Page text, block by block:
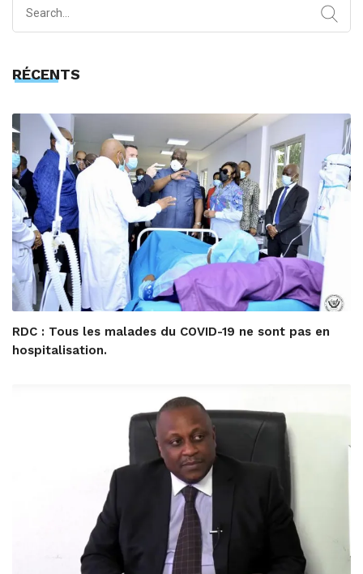
RÉCENTS
RDC : Tous les malades du COVID-19 ne sont pas en
hospitalisation.